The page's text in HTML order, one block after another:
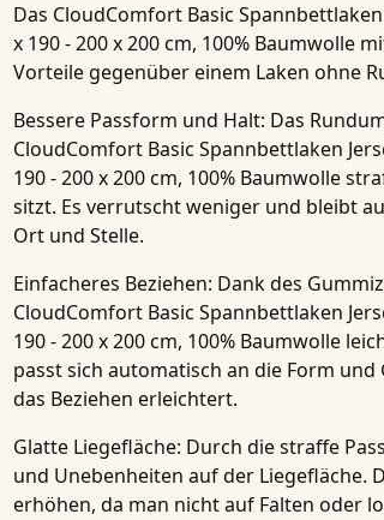
Das CloudComfort Basic
x 190 - 200 x 200 cm, 100% Baumwolle
Vorteile gegenüber einem Laken ohne
Bessere Passform und Halt: Das
CloudComfort Basic Spannbettlaken
190 - 200 x 200 cm, 100% Baumwolle
sitzt. Es verrutscht weniger und bleibt
Ort und Stelle.
Einfacheres Beziehen: Dank des
CloudComfort Basic Spannbettlaken
190 - 200 x 200 cm, 100% Baumwolle
passt sich automatisch an die Form
das Beziehen erleichtert.
Glatte Liegefläche: Durch die straffe
und Unebenheiten auf der Liegefläche.
erhöhen, da man nicht auf Falten oder